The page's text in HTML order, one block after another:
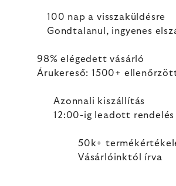
100 nap a visszaküldésre
Gondtalanul, ingyenes
98% elégedett vásárló
Árukereső: 1500+
Azonnali kiszállítás
12:00-ig leadott rendelés
50k+
Vásárlóinktól írva